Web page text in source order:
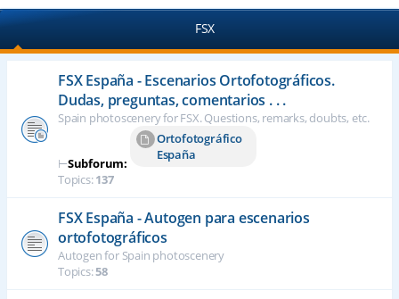
FSX
FSX España - Escenarios Ortofotográficos.
Dudas, preguntas, comentarios . . .
Spain photoscenery for FSX. Questions, remarks, doubts, etc.
⊢Subforum:
Ortofotográfico
España
Topics:137
FSX España - Autogen para escenarios
ortofotográficos
Autogen for Spain photoscenery
Topics:58